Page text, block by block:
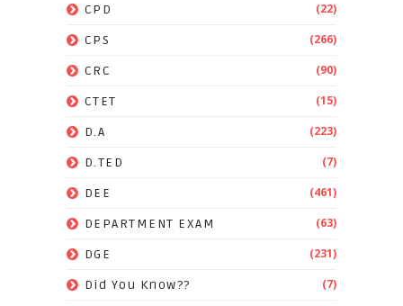
CPD (22)
CPS (266)
CRC (90)
CTET (15)
D.A (223)
D.TED (7)
DEE (461)
DEPARTMENT EXAM (63)
DGE (231)
Did You Know?? (7)